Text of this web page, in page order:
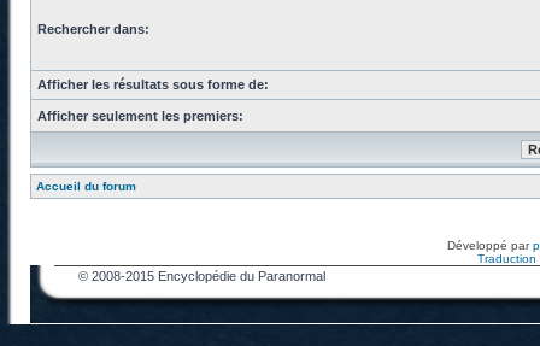
Rechercher dans:
Afficher les résultats sous forme de:
Afficher seulement les premiers:
Accueil du forum
Développé par
Traduction
© 2008-2015 Encyclopédie du Paranormal